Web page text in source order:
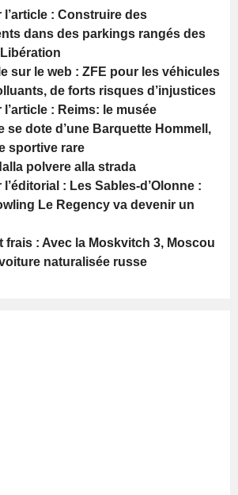
l’article : Construire des
dans des parkings rangés des
sur le web : ZFE pour les véhicules
de forts risques d’injustices
l’article : Reims: le musée
se dote d’une Barquette Hommell,
sportive rare
polvere alla strada
l’éditorial : Les Sables-d’Olonne :
Le Regency va devenir un
frais : Avec la Moskvitch 3, Moscou
naturalisée russe